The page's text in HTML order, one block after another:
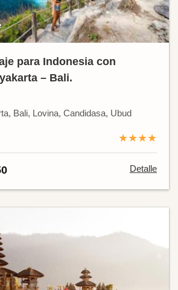
para Indonesia con
– Bali.
Bali, Lovina, Candidasa, Ubud
★★★★
Detalle